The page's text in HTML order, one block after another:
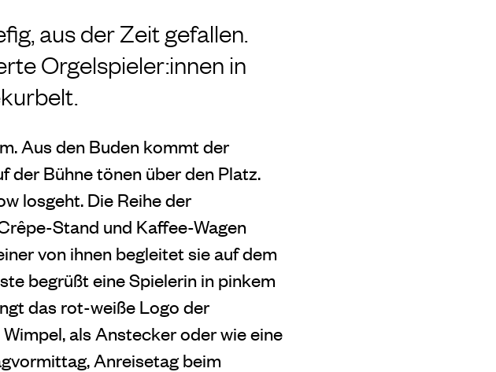
aus der Zeit gefallen.
Orgelspieler:innen in
Aus den Buden kommt der
der Bühne tönen über den Platz.
losgeht. Die Reihe der
Stand und Kaffee-Wagen
von ihnen begleitet sie auf dem
begrüßt eine Spielerin in pinkem
das rot-weiße Logo der
als Anstecker oder wie eine
Anreisetag beim